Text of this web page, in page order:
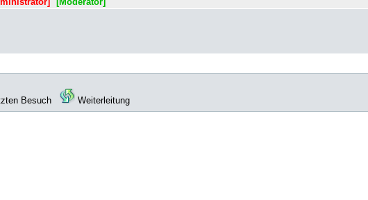
Besuch Weiterleitung